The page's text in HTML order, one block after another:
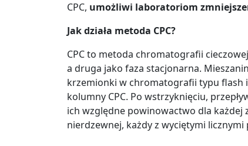
CPC, umożliwi laboratoriom
Jak działa metoda CPC?
CPC to metoda chromatografii
a druga jako faza stacjonarna.
krzemionki w chromatografii typu flash
kolumny CPC. Po wstrzyknięciu,
ich względne powinowactwo dla każdej
nierdzewnej, każdy z wyciętymi licznymi